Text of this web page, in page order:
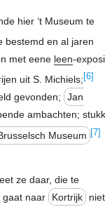
hier ‘t Museum te
bestemd en al jaren
met eene leen-
uit S. Michiels; [6]
gevonden; Jan
ambachten;
Museum [7]
ze daar, die te
gaat naar Kortrijk
niet